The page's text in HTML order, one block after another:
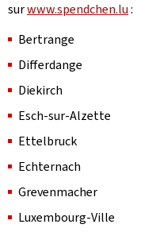
surwww.spendchen.lu:
Bertrange
Differdange
Diekirch
Esch-sur-Alzette
Ettelbruck
Echternach
Grevenmacher
Luxembourg-Ville